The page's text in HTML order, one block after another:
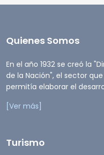
Quienes Somos
En el año 1932 se creó la
de la Nación", el sector
permitía elaborar el
[Ver más]
Turismo